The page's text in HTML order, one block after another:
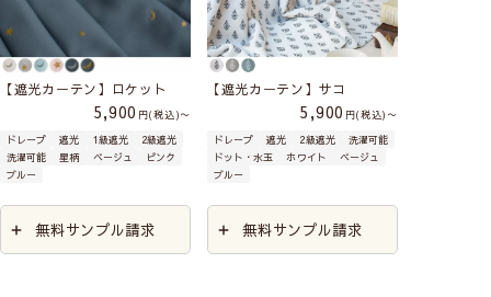
【遮光カーテン】ロケット
5,900 税込 〜
ドレープ
遮光 1級遮光
2級遮光
洗濯可能
星柄 ベージュ
ピンク
ブルー
無料サンプル請求
【遮光カーテン】サコ
5,900 税込 〜
ドレープ
遮光 2級遮光
洗濯可能
ドット・水玉
ホワイト
ベージュ
ブルー
無料サンプル請求